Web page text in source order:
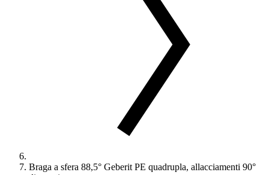
Braga a sfera 88,5° Geberit PE quadrupla, allacciamenti 90°